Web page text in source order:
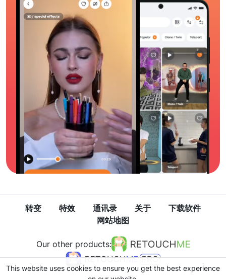
转变 特效 通讯录 关于
下载软件
网站地图
Our other products:
This website uses cookies to ensure you get the best experience